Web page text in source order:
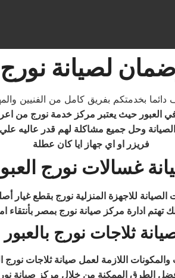
لصيانة نورج
العبور حيث يعتبر مركز خدمة نورج من
وحل جميع مشاكلة لهم قدر عاليه
فريزر او اي جهاز ايا كان عطلة
غسالات نورج
للاجهزة
ثلاجات نورج بالعبور